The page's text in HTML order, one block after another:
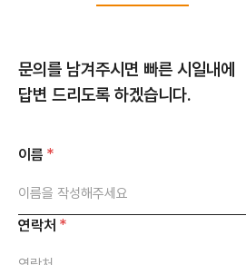
문의를 남겨주시면 빠른 시일내에
답변 드리도록 하겠습니다.
이름
연락처